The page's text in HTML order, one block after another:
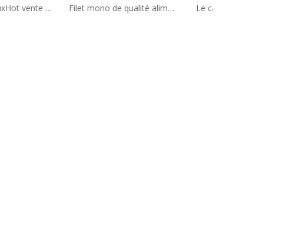
Filet mono de qualité alimentaire de sulfate de zinc 25 kg/sac 33%-35% fabricant d'engrais en poudre Le carbonate de sodium